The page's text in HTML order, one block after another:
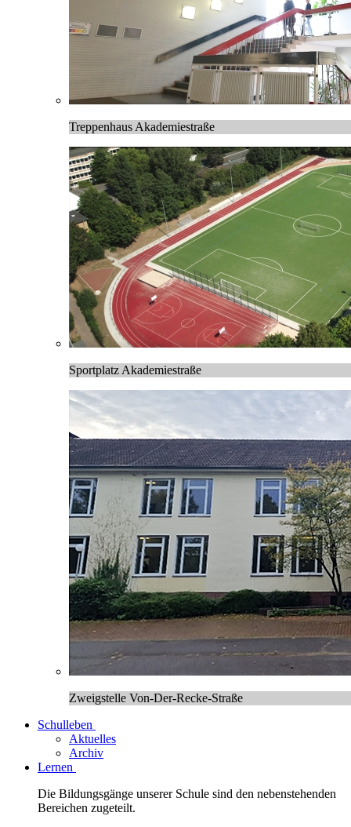
Treppenhaus Akademiestraße
Sportplatz Akademiestraße
Zweigstelle Von-Der-Recke-Straße
Schulleben
Aktuelles
Archiv
Lernen
Die Bildungsgänge unserer Schule sind den nebenstehenden
Bereichen zugeteilt.